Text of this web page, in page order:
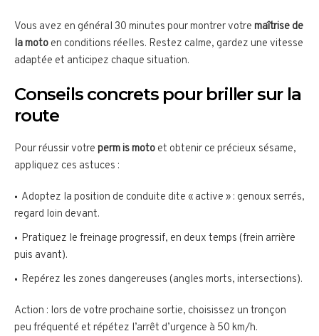
Vous avez en général 30 minutes pour montrer votre maîtrise de
la moto en conditions réelles. Restez calme, gardez une vitesse
adaptée et anticipez chaque situation.
Conseils concrets pour briller sur la
route
Pour réussir votre perm is moto et obtenir ce précieux sésame,
appliquez ces astuces :
Adoptez la position de conduite dite « active » : genoux serrés,
regard loin devant.
Pratiquez le freinage progressif, en deux temps (frein arrière
puis avant).
Repérez les zones dangereuses (angles morts, intersections).
Action : lors de votre prochaine sortie, choisissez un tronçon
peu fréquenté et répétez l’arrêt d’urgence à 50 km/h.